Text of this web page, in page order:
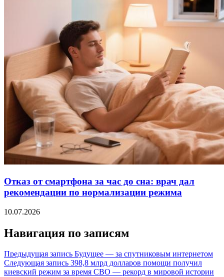
Отказ от смартфона за час до сна: врач дал
рекомендации по нормализации режима
10.07.2026
Навигация по записям
Предыдущая запись Будущее — за спутниковым интернетом
Следующая запись 398,8 млрд долларов помощи получил
киевский режим за время СВО — рекорд в мировой истории